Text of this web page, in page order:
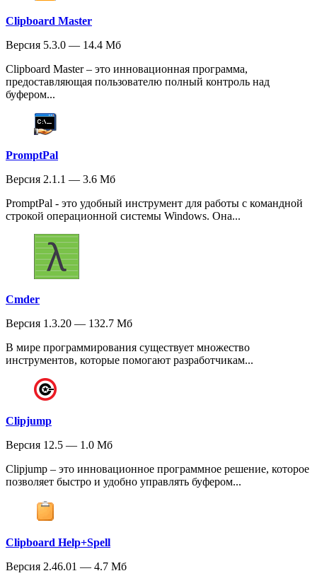
Clipboard Master
Версия 5.3.0 — 14.4 Мб
Clipboard Master – это инновационная программа,
предоставляющая пользователю полный контроль над
буфером...
PromptPal
Версия 2.1.1 — 3.6 Мб
PromptPal - это удобный инструмент для работы с командной
строкой операционной системы Windows. Она...
Cmder
Версия 1.3.20 — 132.7 Мб
В мире программирования существует множество
инструментов, которые помогают разработчикам...
Clipjump
Версия 12.5 — 1.0 Мб
Clipjump – это инновационное программное решение, которое
позволяет быстро и удобно управлять буфером...
Clipboard Help+Spell
Версия 2.46.01 — 4.7 Мб